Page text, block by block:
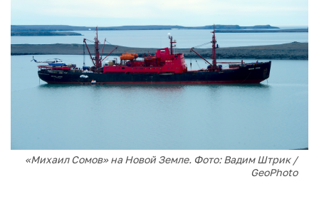
«Михаил Сомов» на Новой Земле. Фото: Вадим Штрик /
GeoPhoto